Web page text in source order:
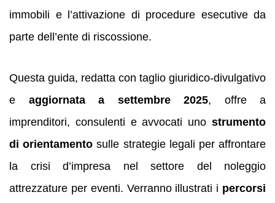
immobili e l’attivazione di procedure esecutive da
parte dell’ente di riscossione.
Questa guida, redatta con taglio giuridico-divulgativo
e aggiornata a settembre 2025, offre a
imprenditori, consulenti e avvocati uno strumento
di orientamento sulle strategie legali per affrontare
la crisi d’impresa nel settore del noleggio
attrezzature per eventi. Verranno illustrati i percorsi